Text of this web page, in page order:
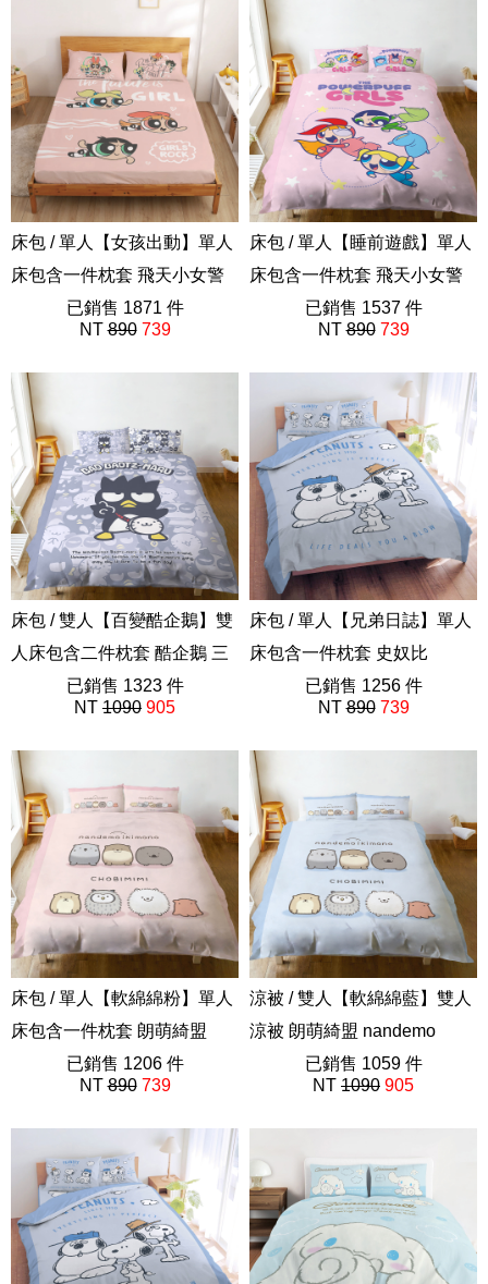
床包 / 單人【女孩出動】單人
床包含一件枕套 飛天小女警
ABF201已銷售 1871 件
NT890 739
床包 / 單人【睡前遊戲】單人
床包含一件枕套 飛天小女警
ABF201已銷售 1537 件
NT890 739
床包 / 雙人【百變酷企鵝】雙
人床包含二件枕套 酷企鵝 三
已銷售 1323 件
NT 1090 905
床包 / 單人【兄弟日誌】單人
床包含一件枕套 史奴比
SNOOPY
史努比75週年
已銷售 1256 件
NT890 739
床包 / 單人【軟綿綿粉】單人
床包含一件枕套 朗萌綺盟
nandemo ikimono
已銷售 1206 件
NT890 739
涼被 / 雙人【軟綿綿藍】雙人
涼被 朗萌綺盟 nandemo
ikimono已銷售 1059 件
NT 1090 905